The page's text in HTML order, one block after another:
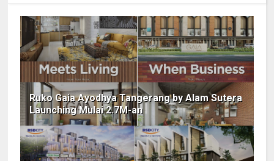
Ruko Gaia Ayodhya Tangerang by Alam Sutera
Launching Mulai 2.7M-an